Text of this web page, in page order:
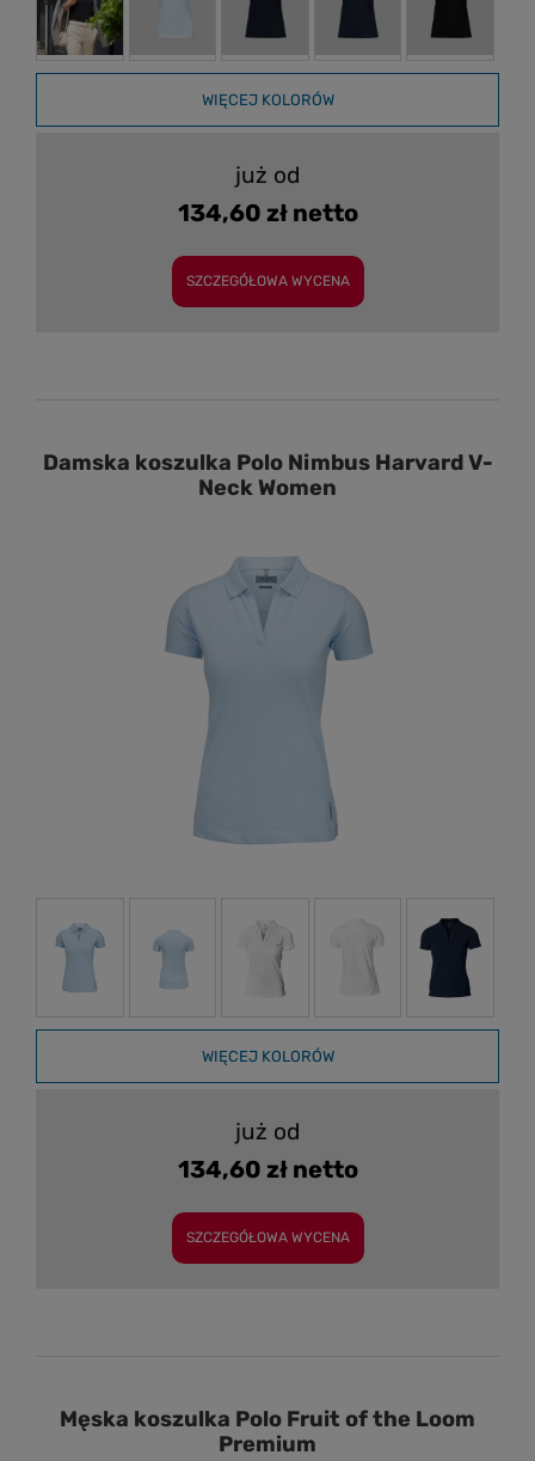
WIĘCEJ KOLORÓW
już od
134,60 zł netto
SZCZEGÓŁOWA WYCENA
Damska koszulka Polo Nimbus Harvard V-
Neck Women
WIĘCEJ KOLORÓW
już od
134,60 zł netto
SZCZEGÓŁOWA WYCENA
Męska koszulka Polo Fruit of the Loom
Premium